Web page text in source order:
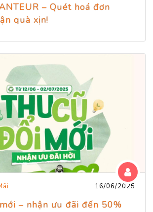
– Quét hoá đơn
quà xịn!
16/06/2025
– nhận ưu đãi đến 50%